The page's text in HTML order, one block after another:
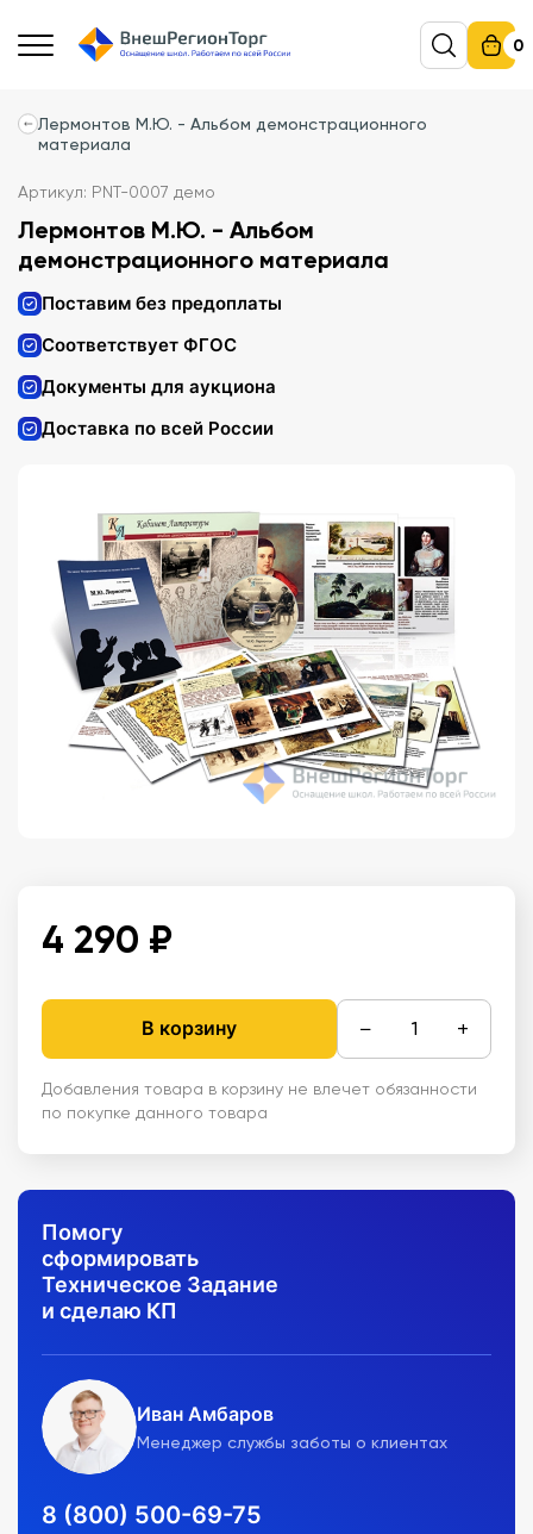
0
Лермонтов М.Ю. - Альбом демонстрационного
материала
Артикул: PNT-0007 демо
Лермонтов М.Ю. - Альбом
демонстрационного материала
Поставим без предоплаты
Соответствует ФГОС
Документы для аукциона
Доставка по всей России
4 290 ₽
В корзину − +
Добавления товара в корзину не влечет обязанности
по покупке данного товара
Помогу
сформировать
Техническое Задание
и сделаю КП
Иван Амбаров
Менеджер службы заботы о клиентах
8 (800) 500-69-75